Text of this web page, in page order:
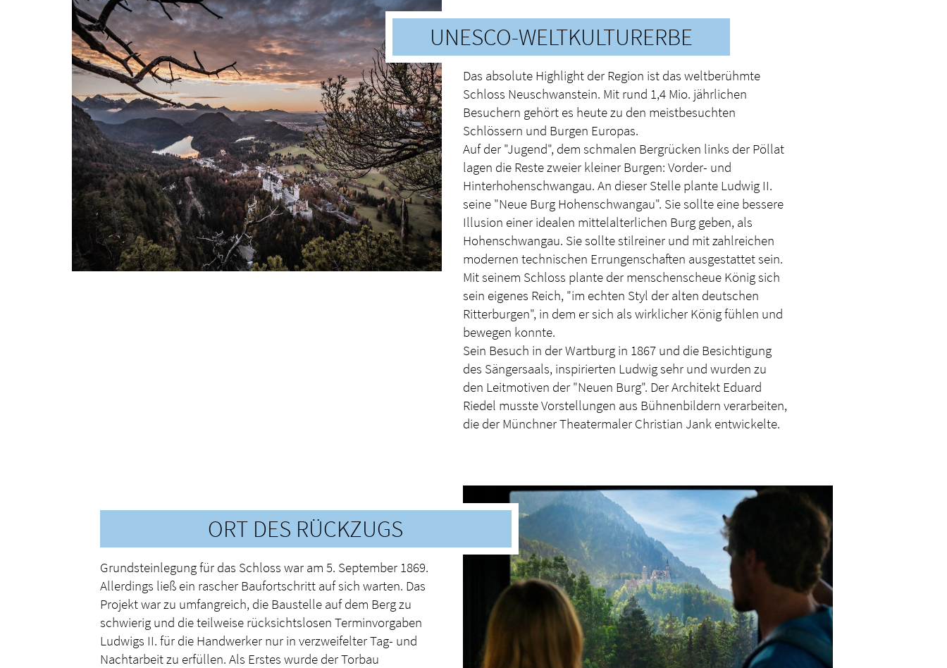
UNESCO-WELTKULTURERBE
Das absolute Highlight der Region ist das weltberühmte
Schloss Neuschwanstein. Mit rund 1,4 Mio. jährlichen
Besuchern gehört es heute zu den meistbesuchten
Schlössern und Burgen Europas.
Auf der "Jugend", dem schmalen Bergrücken links der Pöllat
lagen die Reste zweier kleiner Burgen: Vorder- und
Hinterhohenschwangau. An dieser Stelle plante Ludwig II.
seine "Neue Burg Hohenschwangau". Sie sollte eine bessere
Illusion einer idealen mittelalterlichen Burg geben, als
Hohenschwangau. Sie sollte stilreiner und mit zahlreichen
modernen technischen Errungenschaften ausgestattet sein.
Mit seinem Schloss plante der menschenscheue König sich
sein eigenes Reich, "im echten Styl der alten deutschen
Ritterburgen", in dem er sich als wirklicher König fühlen und
bewegen konnte.
Sein Besuch in der Wartburg in 1867 und die Besichtigung
des Sängersaals, inspirierten Ludwig sehr und wurden zu
den Leitmotiven der "Neuen Burg". Der Architekt Eduard
Riedel musste Vorstellungen aus Bühnenbildern verarbeiten,
die der Münchner Theatermaler Christian Jank entwickelte.
ORT DES RÜCKZUGS
Grundsteinlegung für das Schloss war am 5. September 1869.
Allerdings ließ ein rascher Baufortschritt auf sich warten. Das
Projekt war zu umfangreich, die Baustelle auf dem Berg zu
schwierig und die teilweise rücksichtslosen Terminvorgaben
Ludwigs II. für die Handwerker nur in verzweifelter Tag- und
Nachtarbeit zu erfüllen. Als Erstes wurde der Torbau